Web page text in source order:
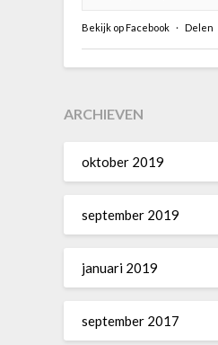
Bekijk op Facebook · Delen
ARCHIEVEN
oktober 2019
september 2019
januari 2019
september 2017